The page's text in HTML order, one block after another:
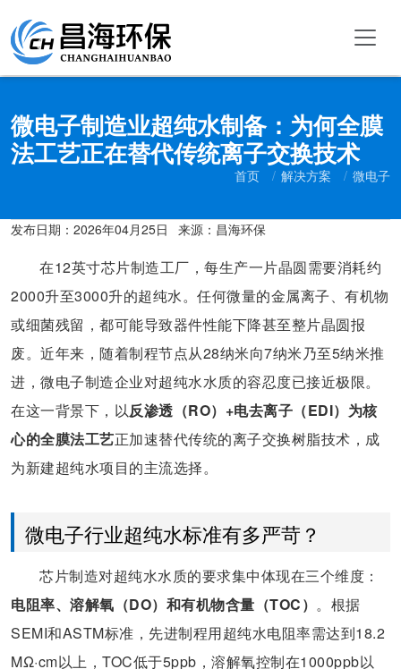
微电子制造业超纯水制备：为何全膜
法工艺正在替代传统离子交换技术
首页 解决方案 微电子
发布日期： 2026年04月25日 来源：昌海环保
在12英寸芯片制造工厂，每生产一片晶圆需要消耗约
2000升至3000升的超纯水。任何微量的金属离子、有机物
或细菌残留，都可能导致器件性能下降甚至整片晶圆报
废。近年来，随着制程节点从28纳米向7纳米乃至5纳米推
进，微电子制造企业对超纯水水质的容忍度已接近极限。
在这一背景下，以反渗透（RO）+电去离子（EDI）为核
心的全膜法工艺正加速替代传统的离子交换树脂技术，成
为新建超纯水项目的主流选择。
微电子行业超纯水标准有多严苛？
芯片制造对超纯水水质的要求集中体现在三个维度：
电阻率、溶解氧（DO）和有机物含量（TOC） 。根据
SEMI和ASTM标准，先进制程用超纯水电阻率需达到18.2
MΩ·cm以上，TOC低于5ppb，溶解氧控制在1000ppb以